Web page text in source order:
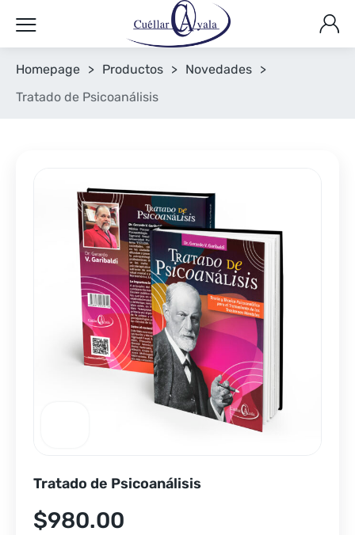
Homepage > Productos > Novedades >
Tratado de Psicoanálisis
Tratado de Psicoanálisis
$980.00